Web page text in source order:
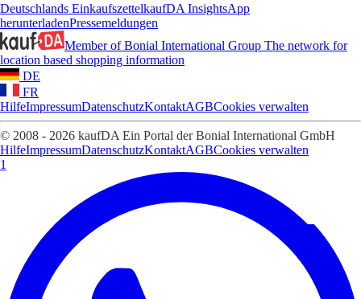
Deutschlands EinkaufszettelkaufDA InsightsApp
herunterladenPressemeldungen
Member of Bonial International Group The network for
location based shopping information
DE
FR
HilfeImpressumDatenschutzKontaktAGBCookies verwalten
© 2008 - 2026 kaufDA Ein Portal der Bonial International GmbH
HilfeImpressumDatenschutzKontaktAGBCookies verwalten
1